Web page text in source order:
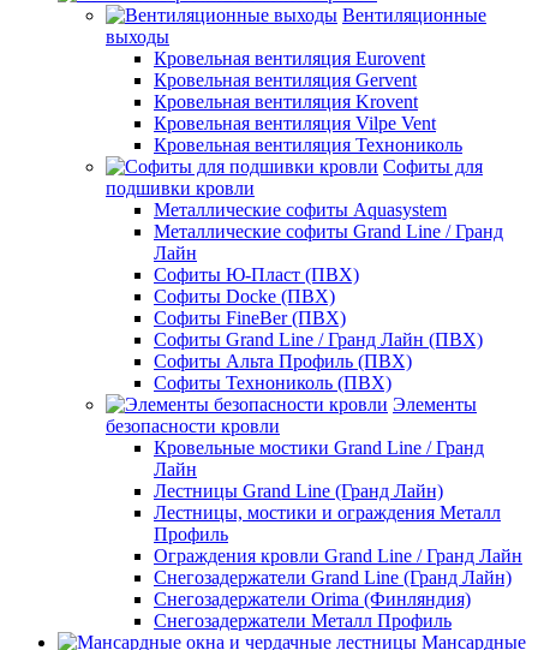
Вентиляционные
выходы
Кровельная вентиляция Eurovent
Кровельная вентиляция Gervent
Кровельная вентиляция Krovent
Кровельная вентиляция Vilpe Vent
Кровельная вентиляция Технониколь
Cофиты для
подшивки кровли
Металлические софиты Aquasystem
Металлические софиты Grand Line / Гранд
Лайн
Софиты Ю-Пласт (ПВХ)
Софиты Docke (ПВХ)
Софиты FineBer (ПВХ)
Софиты Grand Line / Гранд Лайн (ПВХ)
Софиты Альта Профиль (ПВХ)
Софиты Технониколь (ПВХ)
Элементы
безопасности кровли
Кровельные мостики Grand Line / Гранд
Лайн
Лестницы Grand Line (Гранд Лайн)
Лестницы, мостики и ограждения Металл
Профиль
Ограждения кровли Grand Line / Гранд Лайн
Снегозадержатели Grand Line (Гранд Лайн)
Снегозадержатели Orima (Финляндия)
Снегозадержатели Металл Профиль
Мансардные